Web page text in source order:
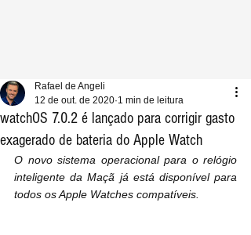
watchOS 7.0.2 é lançado para corrigir gasto
exagerado de bateria do Apple Watch
Rafael de Angeli
12 de out. de 2020 1 min de leitura
O novo sistema operacional para o relógio
inteligente da Maçã já está disponível para
todos os Apple Watches compatíveis.